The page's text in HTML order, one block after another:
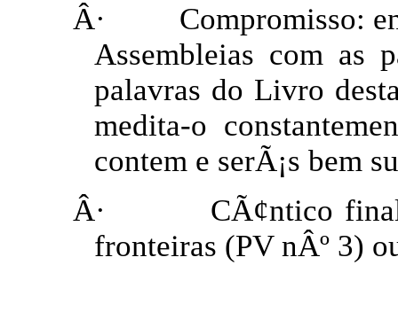
Â·
Compromisso:
Assembleias com as
palavras do Livro
medita-o
contem e serÃ¡s bem
Â·
CÃ¢ntico
fronteiras (PV nÂº 3)